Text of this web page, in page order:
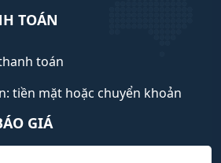
TOÁN
toán
tiền mặt hoặc chuyển khoản
GIÁ